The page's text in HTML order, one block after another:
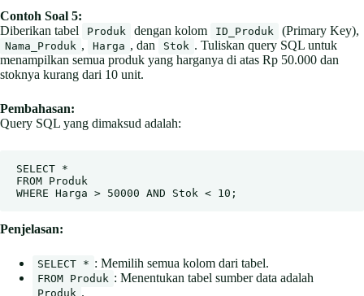
Contoh Soal 5:
Diberikan tabel
Produk dengan kolom ID_Produk (Primary Key),
Nama_Produk , Harga , dan Stok . Tuliskan query SQL untuk
menampilkan semua produk yang harganya di atas Rp 50.000 dan
stoknya kurang dari 10 unit.
Pembahasan:
Query SQL yang dimaksud adalah:
SELECT *
FROM Produk
WHERE Harga > 50000 AND Stok < 10;
Penjelasan:
SELECT * : Memilih semua kolom dari tabel.
FROM Produk : Menentukan tabel sumber data adalah
Produk .